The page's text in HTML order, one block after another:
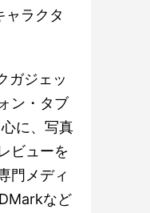
ャラクタ
ガジェッ
ン・タブ
に、写真
ビューを
門メディ
など